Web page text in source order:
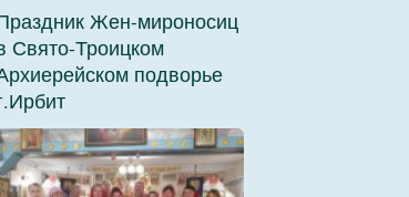
Жен-мироносиц
Свято-Троицком
подворье